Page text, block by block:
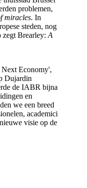
problemen,
miracles. In
steden, nog
zegt Brearley: A
Economy',
Dujardin
de IABR bijna
en
we een breed
academici
visie op de